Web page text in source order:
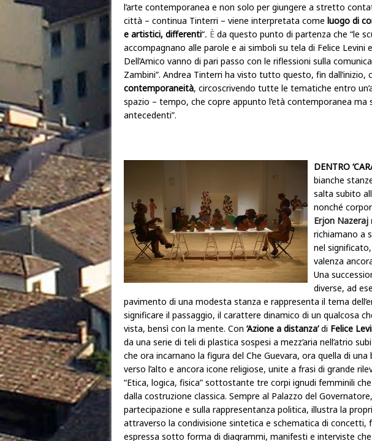
l’arte contemporanea e non solo per giungere a stretto
città – continua Tinterri – viene interpretata come luogo di
e artistici, differenti“. È da questo punto di partenza che “le
accompagnano alle parole e ai simboli su tela di Felice Levini
Dell’Amico vanno di pari passo con le riflessioni sulla
Zambini”. Andrea Tinterri ha visto tutto questo, fin dall’inizio,
contemporaneità, circoscrivendo tutte le tematiche entro
spazio – tempo, che copre appunto l’età contemporanea ma
antecedenti”.
DENTRO
bianche
salta subito
nonché
Erjon Nazeraj
richiamano a
nel
valenza
Una
diverse, ad
pavimento di una modesta stanza e rappresenta il tema
significare il passaggio, il carattere dinamico di un qualcosa
vista, bensì con la mente. Con ‘Azione a distanza’di Felice
da una serie di teli di plastica sospesi a mezz’aria nell’atrio
che ora incarnano la figura del Che Guevara, ora quella di
verso l’alto e ancora icone religiose, unite a frasi di grande
“Etica, logica, fisica” sottostante tre corpi ignudi femminili
dalla costruzione classica. Sempre al Palazzo del Governatore,
partecipazione e sulla rappresentanza politica, illustra la
attraverso la condivisione sintetica e schematica di concetti,
espressa sotto forma di diagrammi, manifesti e interviste